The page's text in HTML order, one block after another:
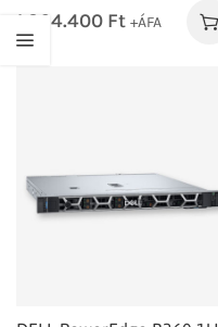
1.264.400 Ft +ÁFA